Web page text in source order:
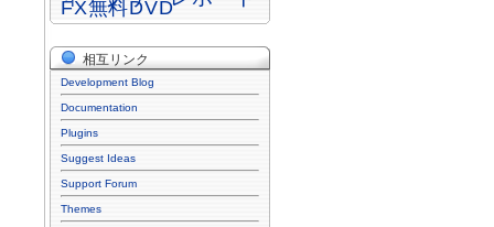
FX無料DVD
相互リンク
Development Blog
Documentation
Plugins
Suggest Ideas
Support Forum
Themes